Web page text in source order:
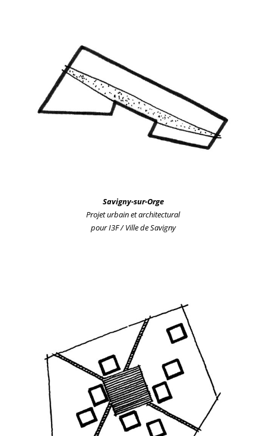
Savigny-sur-Orge
Projet urbainet architectural
pour I3F / Ville de Savigny